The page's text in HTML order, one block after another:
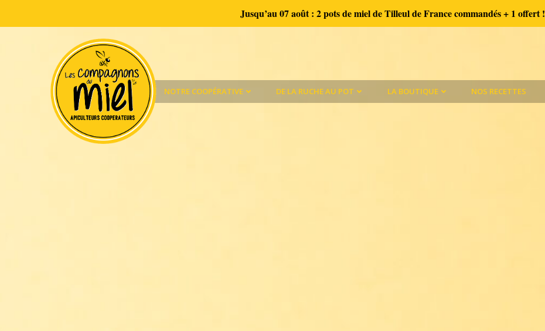
Jusqu’au 07 août : 2 pots de miel de Tilleul de France commandés + 1 offert !
NOTRE COOPÉRATIVE DE LA RUCHE AU POT LA BOUTIQUE NOS RECETTES